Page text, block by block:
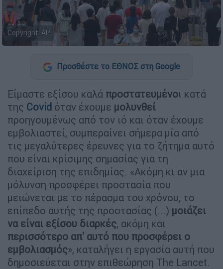
Copyright: AP
Προσθέστε το ΕΘΝΟΣ στη Google
Είμαστε εξίσου καλά προστατευμένοι κατά
της Covid όταν έχουμε μολυνθεί
προηγουμένως από τον ιό και όταν έχουμε
εμβολιαστεί, συμπεραίνει σήμερα μία από
τις μεγαλύτερες έρευνες για το ζήτημα αυτό
που είναι κρίσιμης σημασίας για τη
διαχείριση της επιδημίας. «Ακόμη κι αν μια
μόλυνση προσφέρει προστασία που
μειώνεται με το πέρασμα του χρόνου, το
επίπεδο αυτής της προστασίας (...) μοιάζει
να είναι εξίσου διαρκές, ακόμη και
περισσότερο απ' αυτό που προσφέρει ο
εμβολιασμός», καταλήγει η εργασία αυτή που
δημοσιεύεται στην επιθεώρηση The Lancet.